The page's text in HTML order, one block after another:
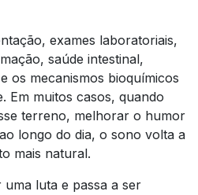
exames laboratoriais,
saúde intestinal,
os mecanismos bioquímicos
Em muitos casos, quando
terreno, melhorar o humor
longo do dia, o sono volta a
mais natural.
luta e passa a ser